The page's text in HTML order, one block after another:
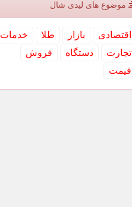
موضوع های لیدی شال
اقتصادی بازار طلا
خدمات
تجارت
دستگاه
فروش
قیمت